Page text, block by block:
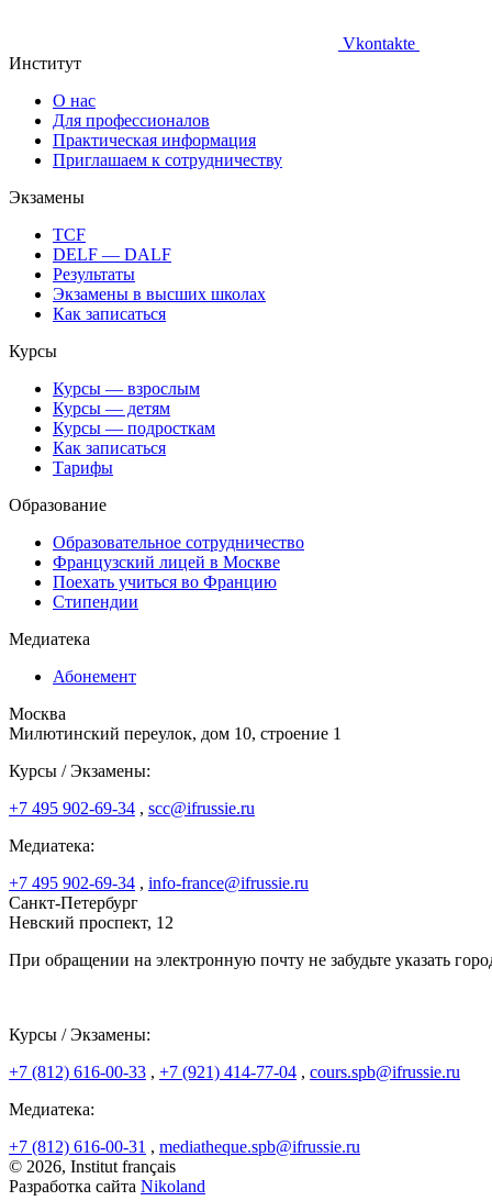
Vkontakte
Институт
О нас
Для профессионалов
Практическая информация
Приглашаем к сотрудничеству
Экзамены
TCF
DELF — DALF
Результаты
Экзамены в высших школах
Как записаться
Курсы
Курсы — взрослым
Курсы — детям
Курсы — подросткам
Как записаться
Тарифы
Образование
Образовательное сотрудничество
Французский лицей в Москве
Поехать учиться во Францию
Стипендии
Медиатека
Абонемент
Москва
Милютинский переулок, дом 10, строение 1
Курсы / Экзамены:
+7 495 902-69-34 , scc@ifrussie.ru
Медиатека:
+7 495 902-69-34 , info-france@ifrussie.ru
Санкт-Петербург
Невский проспект, 12
При обращении на электронную почту не забудьте указать
Курсы / Экзамены:
+7 (812) 616-00-33 , +7 (921) 414-77-04 , cours.spb@ifrussie.ru
Медиатека:
+7 (812) 616-00-31 , mediatheque.spb@ifrussie.ru
© 2026, Institut français
Разработка сайта Nikoland